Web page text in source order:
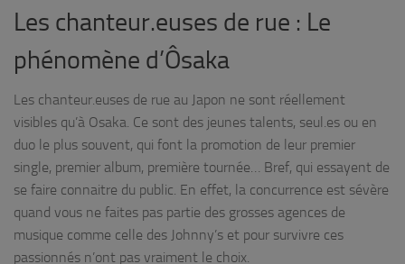
Les chanteur.euses de rue : Le
phénomène d’Ôsaka
Les chanteur.euses de rue au Japon ne sont réellement
visibles qu’à Osaka. Ce sont des jeunes talents, seul.es ou en
duo le plus souvent, qui font la promotion de leur premier
single, premier album, première tournée… Bref, qui essayent de
se faire connaitre du public. En effet, la concurrence est sévère
quand vous ne faites pas partie des grosses agences de
musique comme celle des Johnny’s et pour survivre ces
passionnés n’ont pas vraiment le choix.